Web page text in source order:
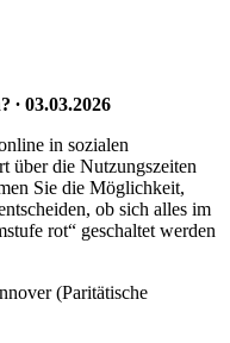
∙ 03.03.2026
in sozialen
über die Nutzungszeiten
Sie die Möglichkeit,
ob sich alles im
rot“ geschaltet werden
(Paritätische